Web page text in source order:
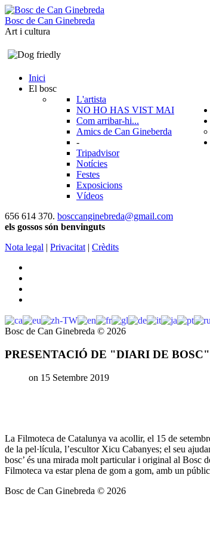
Bosc de Can Ginebreda
Art i cultura
Inici
El bosc
L'artista
NO HO HAS VIST MAI
Com arribar-hi...
Amics de Can Gineberda
-
Tripadvisor
Notícies
Festes
Exposicions
Vídeos
656 614 370. bosccanginebreda@gmail.com
els gossos són benvinguts
Nota legal | Privacitat | Crèdits
Bosc de Can Ginebreda © 2026
PRESENTACIÓ DE "DIARI DE
on 15 Setembre 2019
La Filmoteca de Catalunya va acollir, el 15 de
de la pel·lícula, l’escultor Xicu Cabanyes; el seu
bosc’ és una mirada molt particular i original al Bosc
Filmoteca va estar plena de gom a gom, amb un
Bosc de Can Ginebreda © 2026